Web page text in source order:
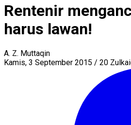
Rentenir
harus lawan!
A. Z. Muttaqin
Kamis, 3 September 2015 / 20